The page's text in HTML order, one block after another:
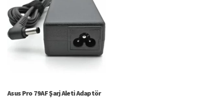
Asus Pro 79AF Şarj Aleti Adaptör